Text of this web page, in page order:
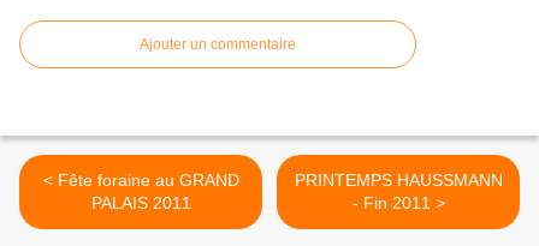
Ajouter un commentaire
< Fête foraine au GRAND
PALAIS 2011
PRINTEMPS HAUSSMANN
- Fin 2011 >